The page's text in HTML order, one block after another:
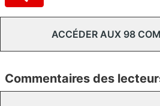
ACCÉDER AUX 98
Commentaires des